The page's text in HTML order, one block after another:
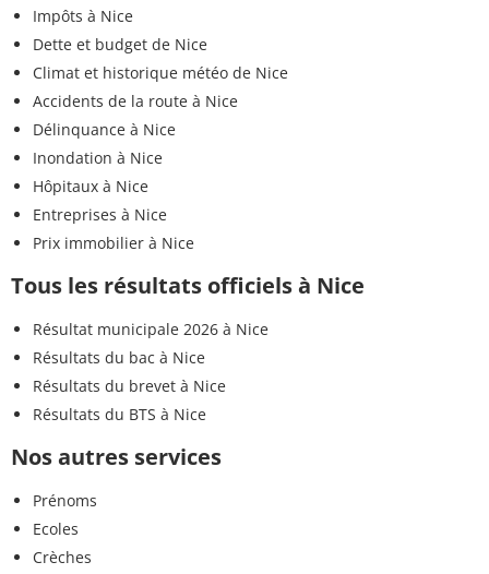
Impôts à Nice
Dette et budget de Nice
Climat et historique météo de Nice
Accidents de la route à Nice
Délinquance à Nice
Inondation à Nice
Hôpitaux à Nice
Entreprises à Nice
Prix immobilier à Nice
Tous les résultats officiels à Nice
Résultat municipale 2026 à Nice
Résultats du bac à Nice
Résultats du brevet à Nice
Résultats du BTS à Nice
Nos autres services
Prénoms
Ecoles
Crèches